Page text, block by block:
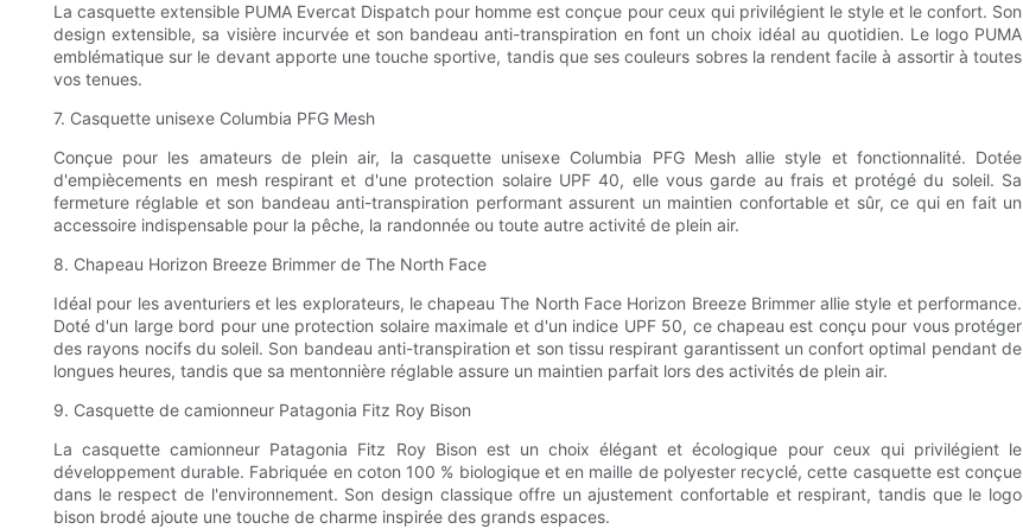
La casquette extensible PUMA Evercat Dispatch pour homme est conçue pour ceux qui privilégient le style et le confort. Son
design extensible, sa visière incurvée et son bandeau anti-transpiration en font un choix idéal au quotidien. Le logo PUMA
emblématique sur le devant apporte une touche sportive, tandis que ses couleurs sobres la rendent facile à assortir à toutes
vos tenues.
7. Casquette unisexe Columbia PFG Mesh
Conçue pour les amateurs de plein air, la casquette unisexe Columbia PFG Mesh allie style et fonctionnalité. Dotée
d'empiècements en mesh respirant et d'une protection solaire UPF 40, elle vous garde au frais et protégé du soleil. Sa
fermeture réglable et son bandeau anti-transpiration performant assurent un maintien confortable et sûr, ce qui en fait un
accessoire indispensable pour la pêche, la randonnée ou toute autre activité de plein air.
8. Chapeau Horizon Breeze Brimmer de The North Face
Idéal pour les aventuriers et les explorateurs, le chapeau The North Face Horizon Breeze Brimmer allie style et performance.
Doté d'un large bord pour une protection solaire maximale et d'un indice UPF 50, ce chapeau est conçu pour vous protéger
des rayons nocifs du soleil. Son bandeau anti-transpiration et son tissu respirant garantissent un confort optimal pendant de
longues heures, tandis que sa mentonnière réglable assure un maintien parfait lors des activités de plein air.
9. Casquette de camionneur Patagonia Fitz Roy Bison
La casquette camionneur Patagonia Fitz Roy Bison est un choix élégant et écologique pour ceux qui privilégient le
développement durable. Fabriquée en coton 100 % biologique et en maille de polyester recyclé, cette casquette est conçue
dans le respect de l'environnement. Son design classique offre un ajustement confortable et respirant, tandis que le logo
bison brodé ajoute une touche de charme inspirée des grands espaces.